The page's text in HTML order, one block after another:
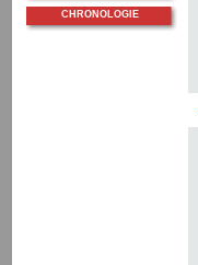
CHRONOLOGIE